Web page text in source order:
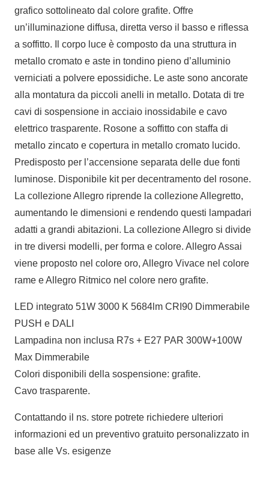
grafico sottolineato dal colore grafite. Offre
un’illuminazione diffusa, diretta verso il basso e riflessa
a soffitto. Il corpo luce è composto da una struttura in
metallo cromato e aste in tondino pieno d’alluminio
verniciati a polvere epossidiche. Le aste sono ancorate
alla montatura da piccoli anelli in metallo. Dotata di tre
cavi di sospensione in acciaio inossidabile e cavo
elettrico trasparente. Rosone a soffitto con staffa di
metallo zincato e copertura in metallo cromato lucido.
Predisposto per l’accensione separata delle due fonti
luminose. Disponibile kit per decentramento del rosone.
La collezione Allegro riprende la collezione Allegretto,
aumentando le dimensioni e rendendo questi lampadari
adatti a grandi abitazioni. La collezione Allegro si divide
in tre diversi modelli, per forma e colore. Allegro Assai
viene proposto nel colore oro, Allegro Vivace nel colore
rame e Allegro Ritmico nel colore nero grafite.
LED integrato 51W 3000 K 5684lm CRI90 Dimmerabile
PUSH e DALI
Lampadina non inclusa R7s + E27 PAR 300W+100W
Max Dimmerabile
Colori disponibili della sospensione: grafite.
Cavo trasparente.
Contattando il ns. store potrete richiedere ulteriori
informazioni ed un preventivo gratuito personalizzato in
base alle Vs. esigenze